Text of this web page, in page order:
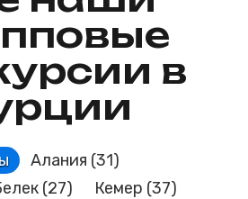
в
Алания (31)
(27) Кемер (37)